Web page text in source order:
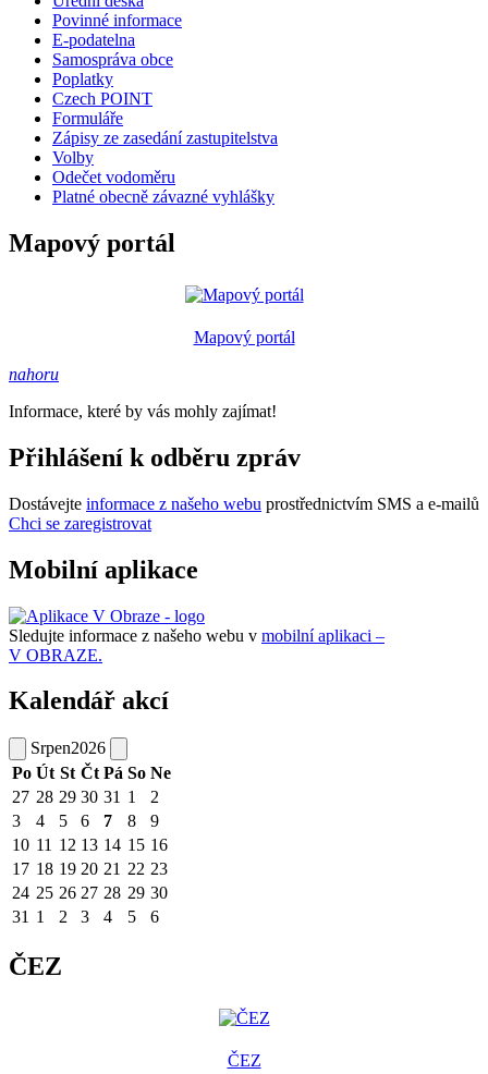
Povinné informace
E-podatelna
Samospráva obce
Poplatky
Czech POINT
Formuláře
Zápisy ze zasedání zastupitelstva
Volby
Odečet vodoměru
Platné obecně závazné vyhlášky
Mapový portál
Mapový portál
nahoru
Informace, které by vás mohly zajímat!
Přihlášení k odběru zpráv
Dostávejte informace z našeho webu prostřednictvím SMS a e-mailů
Chci se zaregistrovat
Mobilní aplikace
Sledujte informace z našeho webu v mobilní aplikaci –
V OBRAZE.
Kalendář akcí
Srpen2026
Po Út St Čt Pá So Ne
27 28 29 30 31 1
2
3
4 5 6 7 8
9
10 11 12 13 14 15 16
17 18 19 20 21 22 23
24 25 26 27 28 29 30
31 1 2 3 4 5 6
ČEZ
ČEZ